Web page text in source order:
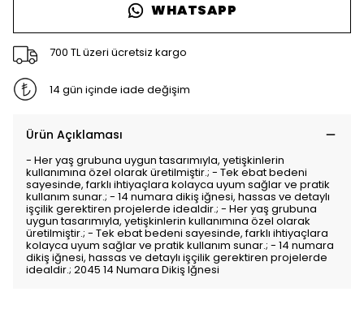
WHATSAPP
700 TL üzeri ücretsiz kargo
14 gün içinde iade değişim
Ürün Açıklaması
- Her yaş grubuna uygun tasarımıyla, yetişkinlerin
kullanımına özel olarak üretilmiştir.; - Tek ebat bedeni
sayesinde, farklı ihtiyaçlara kolayca uyum sağlar ve pratik
kullanım sunar.; - 14 numara dikiş iğnesi, hassas ve detaylı
işçilik gerektiren projelerde idealdir.; - Her yaş grubuna
uygun tasarımıyla, yetişkinlerin kullanımına özel olarak
üretilmiştir.; - Tek ebat bedeni sayesinde, farklı ihtiyaçlara
kolayca uyum sağlar ve pratik kullanım sunar.; - 14 numara
dikiş iğnesi, hassas ve detaylı işçilik gerektiren projelerde
idealdir.; 2045 14 Numara Dikiş Iğnesi